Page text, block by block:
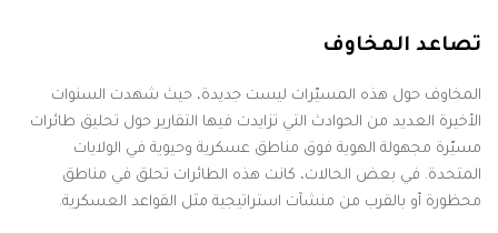
تصاعد المخاوف
المخاوف حول هذه المسيّرات ليست جديدة، حيث شهدت السنوات
الأخيرة العديد من الحوادث التي تزايدت فيها التقارير حول تحليق طائرات
مسيّرة مجهولة الهوية فوق مناطق عسكرية وحيوية في الولايات
المتحدة. في بعض الحالات، كانت هذه الطائرات تحلق في مناطق
محظورة أو بالقرب من منشآت استراتيجية مثل القواعد العسكرية.